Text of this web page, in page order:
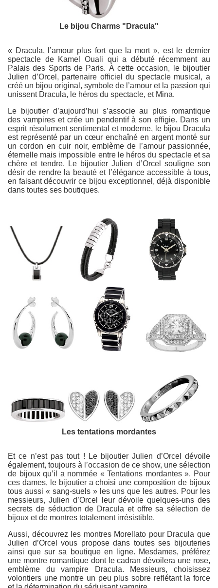
Le bijou Charms "Dracula"
« Dracula, l’amour plus fort que la mort », est le dernier
spectacle de Kamel Ouali qui a débuté récemment au
Palais des Sports de Paris. À cette occasion, le bijoutier
Julien d’Orcel, partenaire officiel du spectacle musical, a
créé un bijou original, symbole de l’amour et la passion qui
unissent Dracula, le héros du spectacle, et Mina.
Le bijoutier d’aujourd’hui s’associe au plus romantique
des vampires et crée un pendentif à son effigie. Dans un
esprit résolument sentimental et moderne, le bijou Dracula
est représenté par un cœur enchaîné en argent monté sur
un cordon en cuir noir, emblème de l’amour passionnée,
éternelle mais impossible entre le héros du spectacle et sa
chère et tendre. Le bijoutier Julien d’Orcel souligne son
désir de rendre la beauté et l’élégance accessible à tous,
en faisant découvrir ce bijou exceptionnel, déjà disponible
dans toutes ses boutiques.
Les tentations mordantes
Et ce n’est pas tout ! Le bijoutier Julien d’Orcel dévoile
également, toujours à l’occasion de ce show, une sélection
de bijoux qu’il a nommée « Tentations mordantes ». Pour
ces dames, le bijoutier a choisi une composition de bijoux
tous aussi « sang-suels » les uns que les autres. Pour les
messieurs, Julien d’Orcel leur dévoile quelques-uns des
secrets de séduction de Dracula et offre sa sélection de
bijoux et de montres totalement irrésistible.
Aussi, découvrez les montres Morellato pour Dracula que
Julien d’Orcel vous propose dans toutes ses bijouteries
ainsi que sur sa boutique en ligne. Mesdames, préférez
une montre romantique dont le cadran dévoilera une rose,
emblème du vampire Dracula. Messieurs, choisissez
volontiers une montre un peu plus sobre reflétant la force